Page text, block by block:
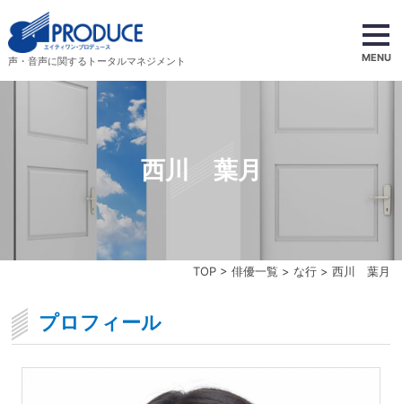
声・音声に関するトータルマネジメント MENU
TOP> 俳優一覧 > な行> 西川 葉月
西川 葉月
プロフィール